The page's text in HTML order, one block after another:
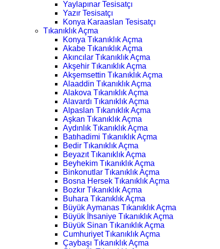
Yaylapınar Tesisatçı
Yazır Tesisatçı
Konya Karaaslan Tesisatçı
Tıkanıklık Açma
Konya Tıkanıklık Açma
Akabe Tıkanıklık Açma
Akıncılar Tıkanıklık Açma
Akşehir Tıkanıklık Açma
Akşemsettin Tıkanıklık Açma
Alaaddin Tıkanıklık Açma
Alakova Tıkanıklık Açma
Alavardı Tıkanıklık Açma
Alpaslan Tıkanıklık Açma
Aşkan Tıkanıklık Açma
Aydınlık Tıkanıklık Açma
Batıhadimi Tıkanıklık Açma
Bedir Tıkanıklık Açma
Beyazıt Tıkanıklık Açma
Beyhekim Tıkanıklık Açma
Binkonutlar Tıkanıklık Açma
Bosna Hersek Tıkanıklık Açma
Bozkır Tıkanıklık Açma
Buhara Tıkanıklık Açma
Büyük Aymanas Tıkanıklık Açma
Büyük İhsaniye Tıkanıklık Açma
Büyük Sinan Tıkanıklık Açma
Cumhuriyet Tıkanıklık Açma
Çaybaşı Tıkanıklık Açma